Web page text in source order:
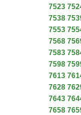
7523
7538
7553
7568
7583
7598
7613
7628
7643
7658